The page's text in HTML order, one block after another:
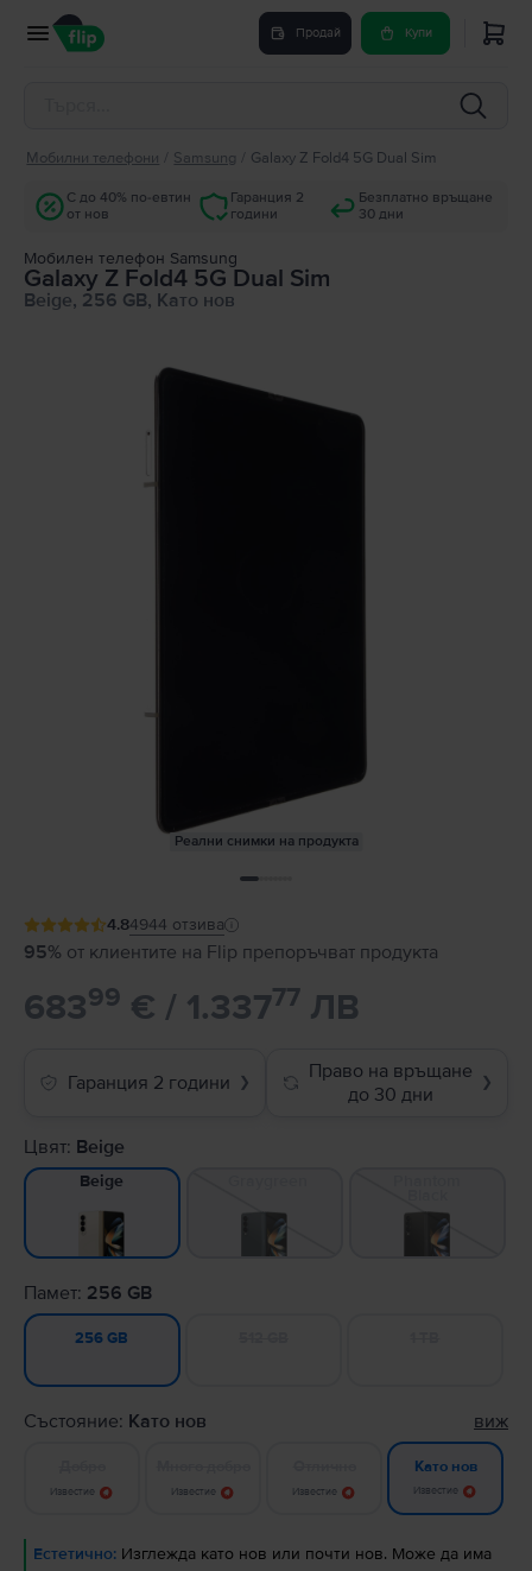
Продай Купи
Мобилни телефони Samsung Galaxy Z Fold4 5G Dual Sim
С до 40% по-евтин
от нов
Гаранция 2
години
Безплатно връщане
30 дни
Мобилен телефон Samsung
Galaxy Z Fold4 5G Dual Sim
Beige, 256 GB, Като нов
Реални снимки на продукта
4.84944 отзива
95% от клиентите на Flip препоръчват продукта
68399 € / 1.33777 ЛВ
Гаранция 2 години ❯
Право на връщане
до 30 дни
❯
Цвят: Beige
Beige
Памет: 256 GB
256 GB
Състояние: Като нов виж
Известие Известие Известие
Като нов
Известие
Естетично: Изглежда като нов или почти нов. Може да има